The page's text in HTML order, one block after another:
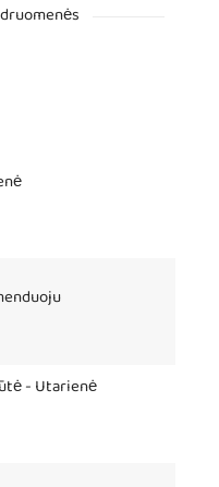
- Utarienė